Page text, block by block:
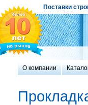
Поставки
О компании